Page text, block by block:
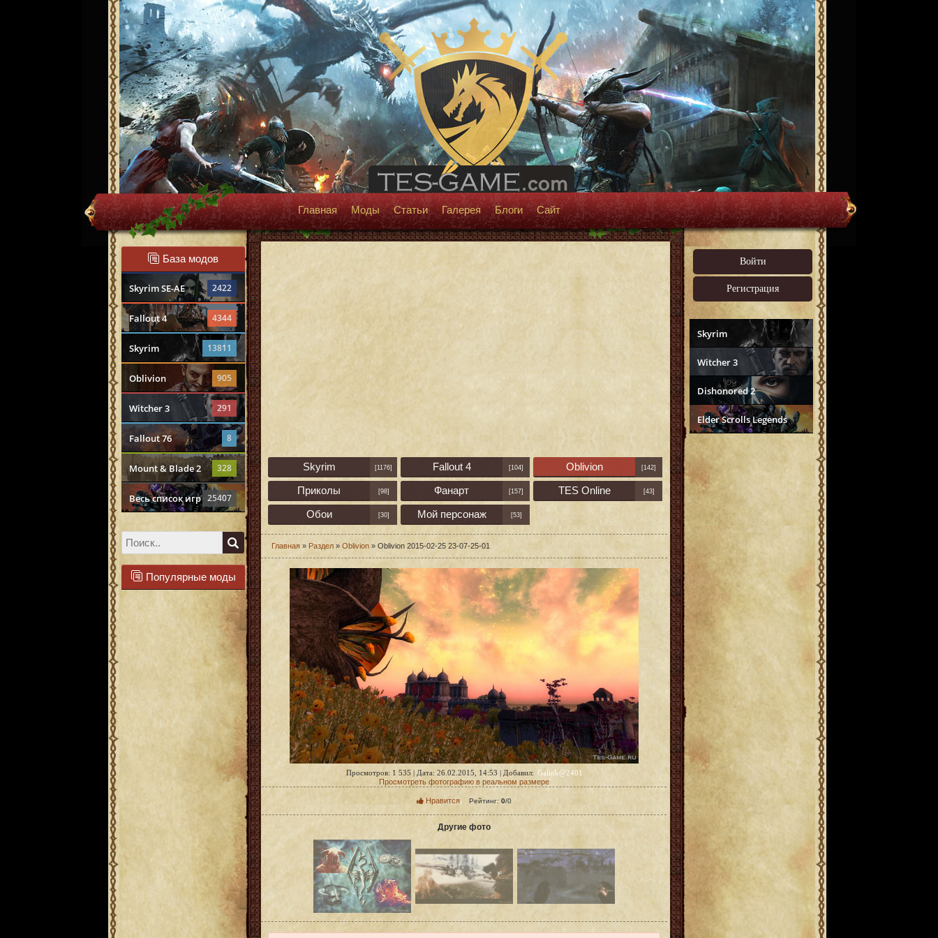
Главная Моды Статьи Галерея Блоги Сайт
База модов
Skyrim SE-AE 2422
Fallout 4 4344
Skyrim 13811
Oblivion 905
Witcher 3 291
Fallout 76 8
Mount & Blade 2 328
Весь список игр 25407
Популярные моды
Войти
Регистрация
Skyrim
Witcher 3
Dishonored 2
Elder Scrolls Legends
Skyrim [1176] Fallout 4 [104] Oblivion [142]
Приколы [98] Фанарт [157] TES Online [43]
Обои [30] Мой персонаж [53]
Главная » Раздел » Oblivion » Oblivion 2015-02-25 23-07-25-01
Просмотров: 1 535 | Дата: 26.02.2015, 14:53 | Добавил: Galink@2401
Просмотреть фотографию в реальном размере
Нравится Рейтинг: 0/0
Другие фото